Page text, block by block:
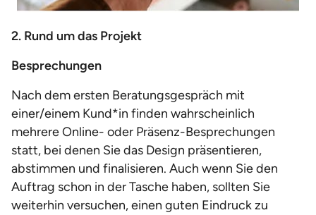
2. Rund um das Projekt
Besprechungen
Nach dem ersten Beratungsgespräch mit
einer/einem Kund*in finden wahrscheinlich
mehrere Online- oder Präsenz-Besprechungen
statt, bei denen Sie das Design präsentieren,
abstimmen und finalisieren. Auch wenn Sie den
Auftrag schon in der Tasche haben, sollten Sie
weiterhin versuchen, einen guten Eindruck zu